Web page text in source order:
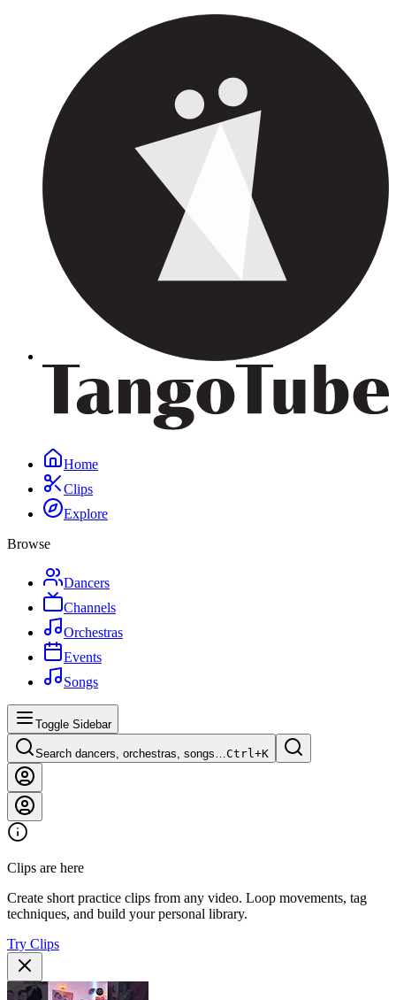
Home
Clips
Explore
Browse
Dancers
Channels
Orchestras
Events
Songs
Toggle Sidebar
Search dancers, orchestras, songs…Ctrl+K
Clips are here
Create short practice clips from any video. Loop movements, tag
techniques, and build your personal library.
Try Clips